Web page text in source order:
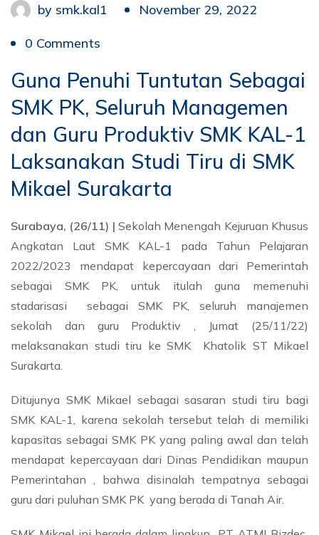
by smk.kal1 November 29, 2022
0 Comments
Guna Penuhi Tuntutan Sebagai
SMK PK, Seluruh Managemen
dan Guru Produktiv SMK KAL-1
Laksanakan Studi Tiru di SMK
Mikael Surakarta
Surabaya, (26/11) | Sekolah Menengah Kejuruan Khusus
Angkatan Laut SMK KAL-1 pada Tahun Pelajaran
2022/2023 mendapat kepercayaan dari Pemerintah
sebagai SMK PK, untuk itulah guna memenuhi
stadarisasi sebagai SMK PK, seluruh manajemen
sekolah dan guru Produktiv , Jumat (25/11/22)
melaksanakan studi tiru ke SMK Khatolik ST Mikael
Surakarta.
Ditujunya SMK Mikael sebagai sasaran studi tiru bagi
SMK KAL-1, karena sekolah tersebut telah di memiliki
kapasitas sebagai SMK PK yang paling awal dan telah
mendapat kepercayaan dari Dinas Pendidikan maupun
Pemerintahan , bahwa disinalah tempatnya sebagai
guru dari puluhan SMK PK yang berada di Tanah Air.